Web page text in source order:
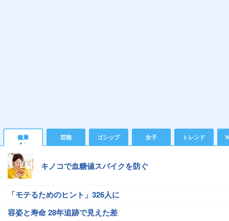
健康 芸能 ゴシップ 女子 トレンド
キノコで血糖値スパイクを防ぐ
「モテるためのヒント」326人に
容姿と寿命 28年追跡で見えた差